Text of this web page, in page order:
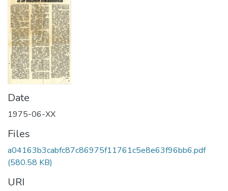
Date
1975-06-XX
Files
a04163b3cabfc87c86975f11761c5e8e63f96bb6.pdf
(580.58 KB)
URI